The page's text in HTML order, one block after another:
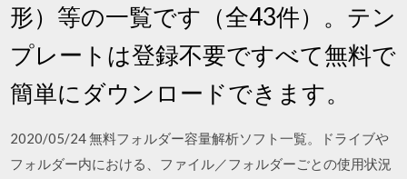
形）等の一覧です（全43件）。テン
プレートは登録不要ですべて無料で
簡単にダウンロードできます。
2020/05/24 無料フォルダー容量解析ソフト一覧。ドライブや
フォルダー内における、ファイル／フォルダーごとの使用状況